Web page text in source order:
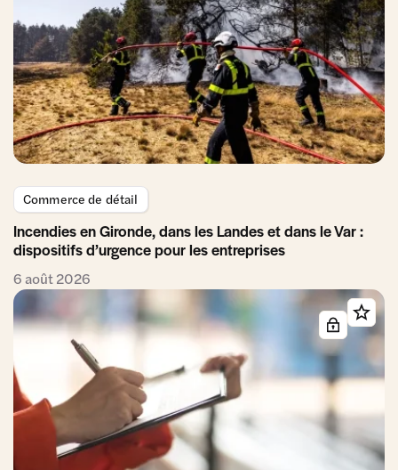
Commerce de détail
Incendies en Gironde, dans les Landes et dans le Var :
dispositifs d’urgence pour les entreprises
6 août 2026